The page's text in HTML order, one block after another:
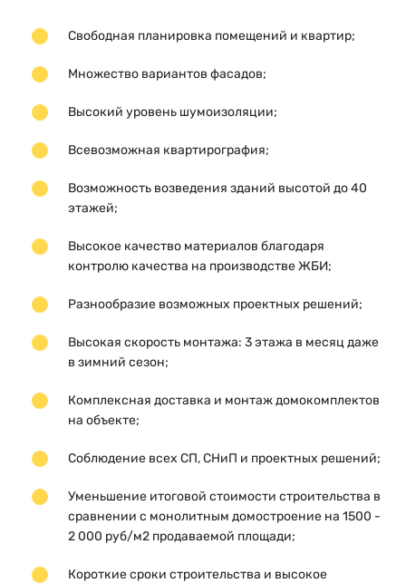
Свободная планировка помещений и квартир;
Множество вариантов фасадов;
Высокий уровень шумоизоляции;
Всевозможная квартирография;
Возможность возведения зданий высотой до 40
этажей;
Высокое качество материалов благодаря
контролю качества на производстве ЖБИ;
Разнообразие возможных проектных решений;
Высокая скорость монтажа: 3 этажа в месяц даже
в зимний сезон;
Комплексная доставка и монтаж домокомплектов
на объекте;
Соблюдение всех СП, СНиП и проектных решений;
Уменьшение итоговой стоимости строительства в
сравнении с монолитным домостроение на 1500 -
2 000 руб/м2 продаваемой площади;
Короткие сроки строительства и высокое